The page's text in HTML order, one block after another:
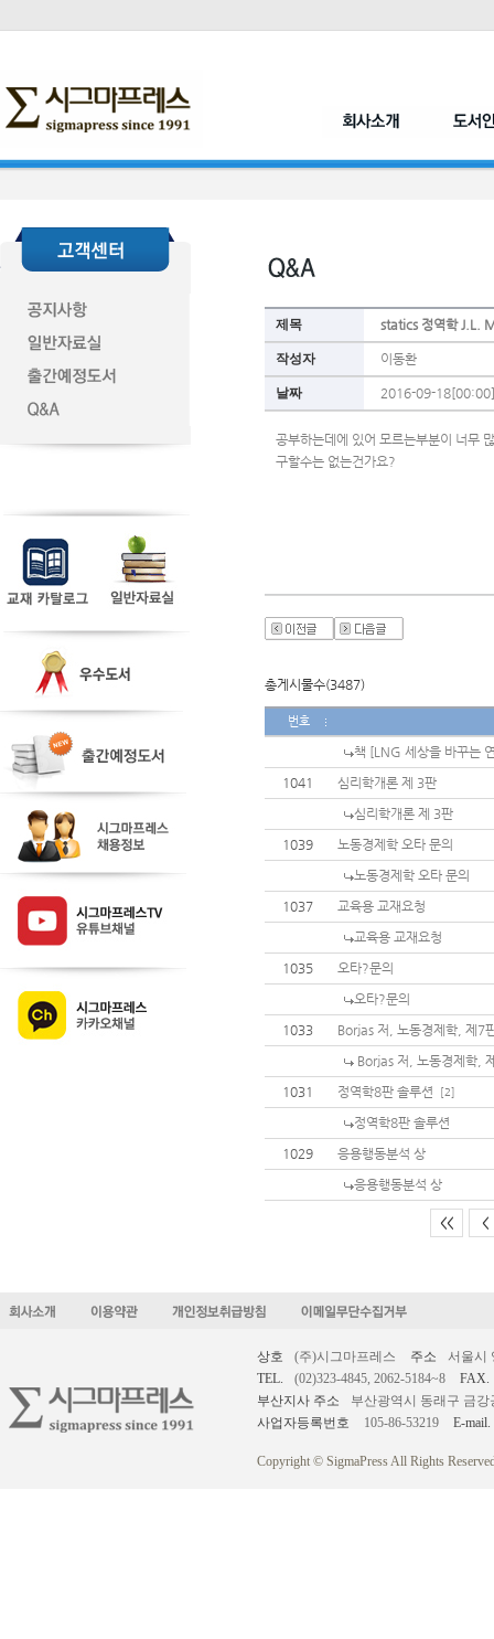
제목 statics 정역학 J.L.
작성자 이동환
날짜 2016-09-18[00:00]
공부하는데에 있어 모르는부분이 너무
구할수는 없는건가요?
총게시물수(3487)
번호
책 [LNG 세상을 바꾸는
1041
심리학개론 제 3판
심리학개론 제 3판
1039
노동경제학 오타 문의
노동경제학 오타 문의
1037
교육용 교재요청
교육용 교재요청
1035
오타?문의
오타?문의
1033
Borjas 저, 노동경제학, 제7
Borjas 저, 노동경제학,
1031
정역학8판 솔루션 [2]
정역학8판 솔루션
1029
응용행동분석 상
응용행동분석 상
<< <
상호 (주)시그마프레스 주소
서울시
TEL.
(02)323-4845, 2062-5184~8
FAX.
부산지사 주소
부산광역시 동래구 금강
사업자등록번호
105-86-53219 E-mail.
Copyright © SigmaPress All Rights